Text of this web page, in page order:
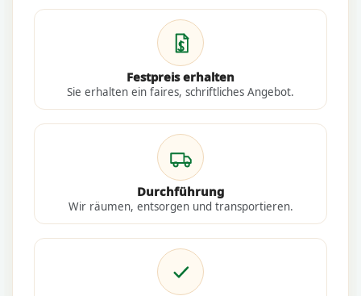
Festpreis erhalten
Sie erhalten ein faires, schriftliches Angebot.
Durchführung
Wir räumen, entsorgen und transportieren.